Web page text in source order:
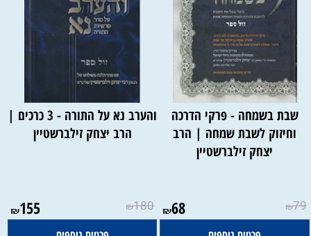
שבת בשמחה - פרקי הדרכה
וחיזוק לשבת שמחה | הרב
יצחק זילברשטיין
₪79
₪68
והערב נא על התורה - 3 כרכים |
הרב יצחק זילברשטיין
₪180
₪155